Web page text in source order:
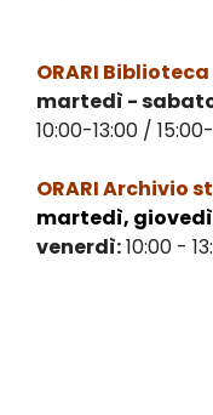
ORARI
martedì -
10:00-13:00 /
ORARI Archivio
martedì,
venerdì:10:00 -